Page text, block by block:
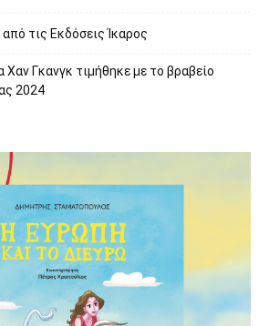
τις Εκδόσεις Ίκαρος
Χαν Γκανγκ τιμήθηκε με το βραβείο
2024